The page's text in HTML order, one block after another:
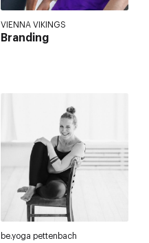
VIENNA VIKINGS
Branding
be.yoga pettenbach